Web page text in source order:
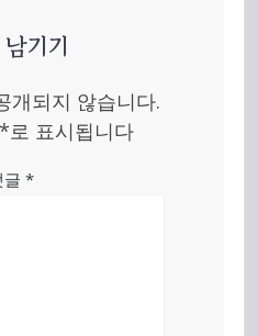
기기
개되지 않습니다.
*로 표시됩니다
글 *